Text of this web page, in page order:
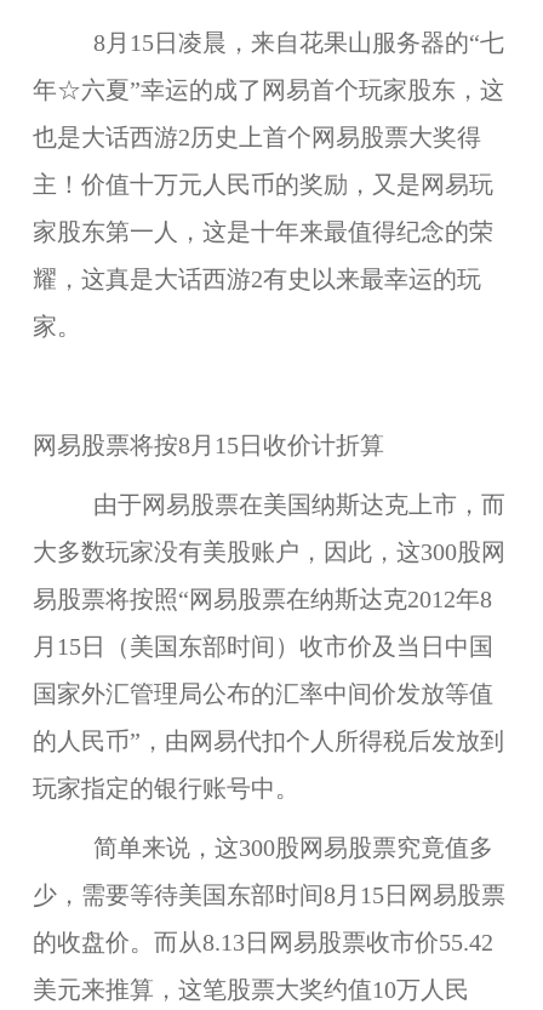
8月15日凌晨，来自花果山服务器的“七
年☆六夏”幸运的成了网易首个玩家股东，这
也是大话西游2历史上首个网易股票大奖得
主！价值十万元人民币的奖励，又是网易玩
家股东第一人，这是十年来最值得纪念的荣
耀，这真是大话西游2有史以来最幸运的玩
家。
网易股票将按8月15日收价计折算
由于网易股票在美国纳斯达克上市，而
大多数玩家没有美股账户，因此，这300股网
易股票将按照“网易股票在纳斯达克2012年8
月15日（美国东部时间）收市价及当日中国
国家外汇管理局公布的汇率中间价发放等值
的人民币”，由网易代扣个人所得税后发放到
玩家指定的银行账号中。
简单来说，这300股网易股票究竟值多
少，需要等待美国东部时间8月15日网易股票
的收盘价。而从8.13日网易股票收市价55.42
美元来推算，这笔股票大奖约值10万人民